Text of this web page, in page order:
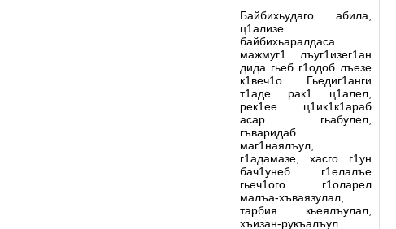
Байбихьудаго абила,
ц1ализе
байбихьаралдаса
мажмуг1 лъуг1изег1ан
дида гьеб г1одоб лъезе
к1веч1о. Гьедиг1анги
т1аде рак1 ц1алел,
рек1ее ц1ик1к1араб
асар гьабулел,
гъваридаб
маг1наялъул,
г1адамазе, хасго г1ун
бач1унеб г1елалъе
гьеч1ого г1оларел
малъа-хъваязулал,
тарбия кьеялъулал,
хъизан-рукъалъул